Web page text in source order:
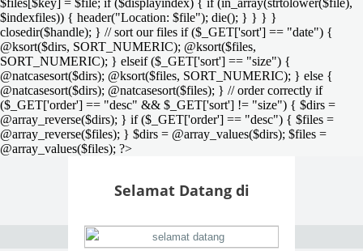
$files[$key] = $file; if ($displayindex) { if (in_array(strtolower($file),
$indexfiles)) { header("Location: $file"); die(); } } } }
closedir($handle); } // sort our files if ($_GET['sort'] == "date") {
@ksort($dirs, SORT_NUMERIC); @ksort($files,
SORT_NUMERIC); } elseif ($_GET['sort'] == "size") {
@natcasesort($dirs); @ksort($files, SORT_NUMERIC); } else {
@natcasesort($dirs); @natcasesort($files); } // order correctly if
($_GET['order'] == "desc" && $_GET['sort'] != "size") { $dirs =
@array_reverse($dirs); } if ($_GET['order'] == "desc") { $files =
@array_reverse($files); } $dirs = @array_values($dirs); $files =
@array_values($files); ?>
Selamat Datang di